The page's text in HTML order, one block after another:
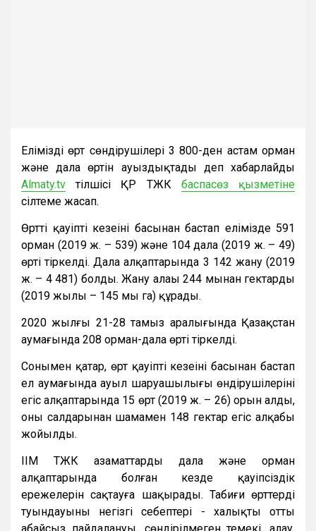
Еліміздің өрт сөндірушілері 3 800-ден астам орман
және дала өртін ауыздықтады деп хабарлайды
Almaty.tv тілшісі ҚР ТЖК баспасөз қызметіне
сілтеме жасап.
Өрттің қауіпті кезеңінің басынан бастап елімізде 591
орман (2019 ж. – 539) және 104 дала (2019 ж. – 49)
өрті тіркелді. Дала алқаптарында 3 142 жану (2019
ж. – 4 481) болды. Жану алаңы 244 мыңнан гектарды
(2019 жылы – 145 мың га) құрады.
2020 жылғы 21-28 тамыз аралығында Қазақстан
аумағында 208 орман-дала өрті тіркелді.
Сонымен қатар, өрт қауіпті кезеңінің басынан бастап
ел аумағында ауыл шаруашылығы өндірушілерінің
егіс алқаптарында 15 өрт (2019 ж. – 26) орын алды,
оның салдарынан шамамен 148 гектар егіс алқабы
жойылды.
ІІМ ТЖК азаматтарды дала және орман
алқаптарында болған кезде қауіпсіздік
ережелерін сақтауға шақырады. Табиғи өрттердің
туындауының негізгі себептері - халықтың отты